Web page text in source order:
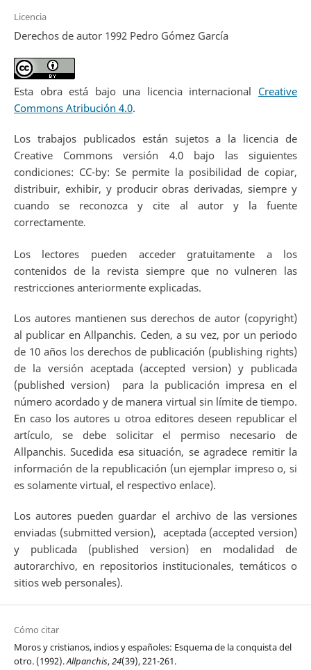
Licencia
Derechos de autor 1992 Pedro Gómez García
Esta obra está bajo una licencia internacional Creative
Commons Atribución 4.0.
Los trabajos publicados están sujetos a la licencia de
Creative Commons versión 4.0 bajo las siguientes
condiciones: CC-by: Se permite la posibilidad de copiar,
distribuir, exhibir, y producir obras derivadas, siempre y
cuando se reconozca y cite al autor y la fuente
correctamente.
Los lectores pueden acceder gratuitamente a los
contenidos de la revista siempre que no vulneren las
restricciones anteriormente explicadas.
Los autores mantienen sus derechos de autor (copyright)
al publicar en Allpanchis. Ceden, a su vez, por un periodo
de 10 años los derechos de publicación (publishing rights)
de la versión aceptada (accepted version) y publicada
(published version) para la publicación impresa en el
número acordado y de manera virtual sin límite de tiempo.
En caso los autores u otroa editores deseen republicar el
artículo, se debe solicitar el permiso necesario de
Allpanchis. Sucedida esa situación, se agradece remitir la
información de la republicación (un ejemplar impreso o, si
es solamente virtual, el respectivo enlace).
Los autores pueden guardar el archivo de las versiones
enviadas (submitted version), aceptada (accepted version)
y publicada (published version) en modalidad de
autorarchivo, en repositorios institucionales, temáticos o
sitios web personales).
Cómo citar
Moros y cristianos, indios y españoles: Esquema de la conquista del
otro. (1992).Allpanchis,24(39), 221-261.